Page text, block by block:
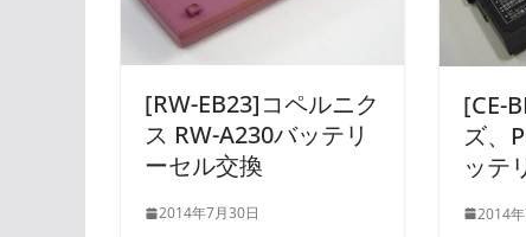
[RW-EB23]コペルニク
ス RW-A230バッテリ
ーセル交換
2014年7月30日
[CE-
ズ、
ッテ
2014